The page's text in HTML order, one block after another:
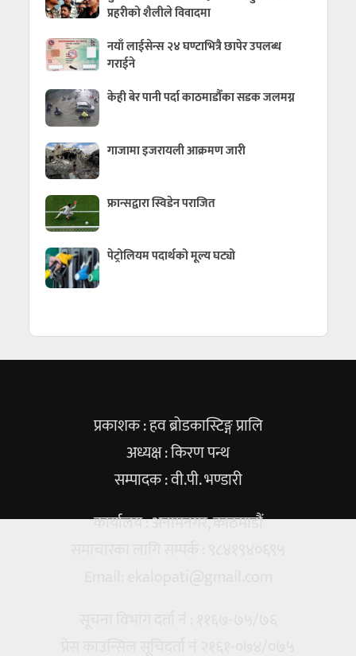
प्रहरीको शैलीले विवादमा
नयाँ लाईसेन्स २४ घण्टाभित्रै छापेर उपलब्ध
गराईने
केही बेर पानी पर्दा काठमाडौँका सडक जलमग्न
गाजामा इजरायली आक्रमण जारी
फ्रान्सद्वारा स्विडेन पराजित
पेट्रोलियम पदार्थको मूल्य घट्यो
प्रकाशक : हव ब्रोडकास्टिङ्ग प्रालि
अध्यक्ष : किरण पन्थ
सम्पादक : वी.पी. भण्डारी
कार्यालय : अनामनगर, काठमाडौं